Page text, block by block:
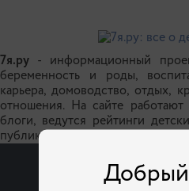
7я.ру - информационный
беременность и роды,
карьера, домоводство, отдых,
отношения. На сайте
блоги, ведутся рейтинги
публикуются статьи и